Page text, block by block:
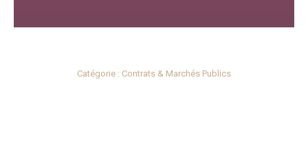
Catégorie : Contrats & Marchés Publics